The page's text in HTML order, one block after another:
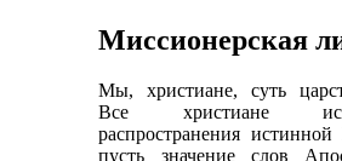
Миссионерская
Мы, христиане, суть
Все христиане
распространения
пусть значение слов